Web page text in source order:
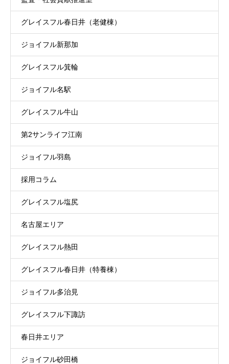
グレイスフル春日井（老健棟）
ジョイフル新那加
グレイスフル箕輪
ジョイフル名駅
グレイスフル牛山
第2サンライフ江南
ジョイフル羽島
採用コラム
グレイスフル塩尻
名古屋エリア
グレイスフル熱田
グレイスフル春日井（特養棟）
ジョイフル多治見
グレイスフル下諏訪
春日井エリア
ジョイフル砂田橋